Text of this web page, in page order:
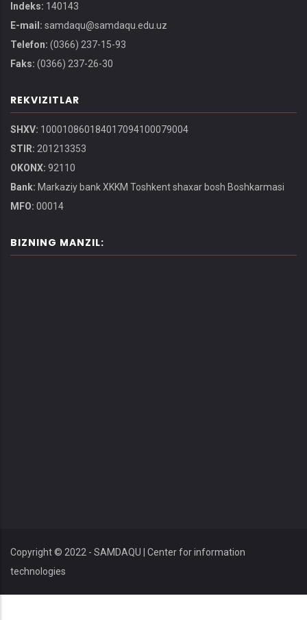
Indeks: 140143
E-mail: samdaqu@samdaqu.edu.uz
Telefon: (0366) 237-15-93
Faks: (0366) 237-26-30
REKVIZITLAR
SHXV: 100010860184017094100079004
STIR: 201213353
OKONX: 92110
Bank: Markaziy bank XKKM Toshkent shaxar bosh Boshkarmasi
MFO: 00014
BIZNING MANZIL:
Copyright © 2022 - SAMDAQU | Center for information
technologies